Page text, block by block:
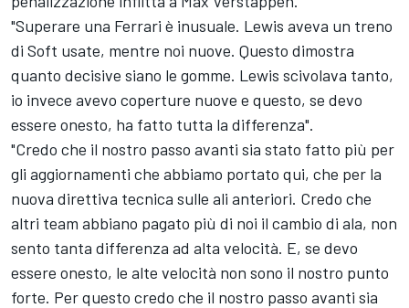
"Superare una Ferrari è inusuale. Lewis aveva un treno
di Soft usate, mentre noi nuove. Questo dimostra
quanto decisive siano le gomme. Lewis scivolava tanto,
io invece avevo coperture nuove e questo, se devo
essere onesto, ha fatto tutta la differenza".
"Credo che il nostro passo avanti sia stato fatto più per
gli aggiornamenti che abbiamo portato qui, che per la
nuova direttiva tecnica sulle ali anteriori. Credo che
altri team abbiano pagato più di noi il cambio di ala, non
sento tanta differenza ad alta velocità. E, se devo
essere onesto, le alte velocità non sono il nostro punto
forte. Per questo credo che il nostro passo avanti sia